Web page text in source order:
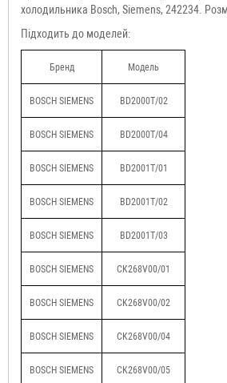
холодильника Bosch, Siemens, 242234.
Підходить до моделей:
Бренд Модель
BOSCH SIEMENS BD2000T/02
BOSCH SIEMENS BD2000T/04
BOSCH SIEMENS BD2001T/01
BOSCH SIEMENS BD2001T/02
BOSCH SIEMENS BD2001T/03
BOSCH SIEMENS CK268V00/01
BOSCH SIEMENS CK268V00/02
BOSCH SIEMENS CK268V00/04
BOSCH SIEMENS CK268V00/05